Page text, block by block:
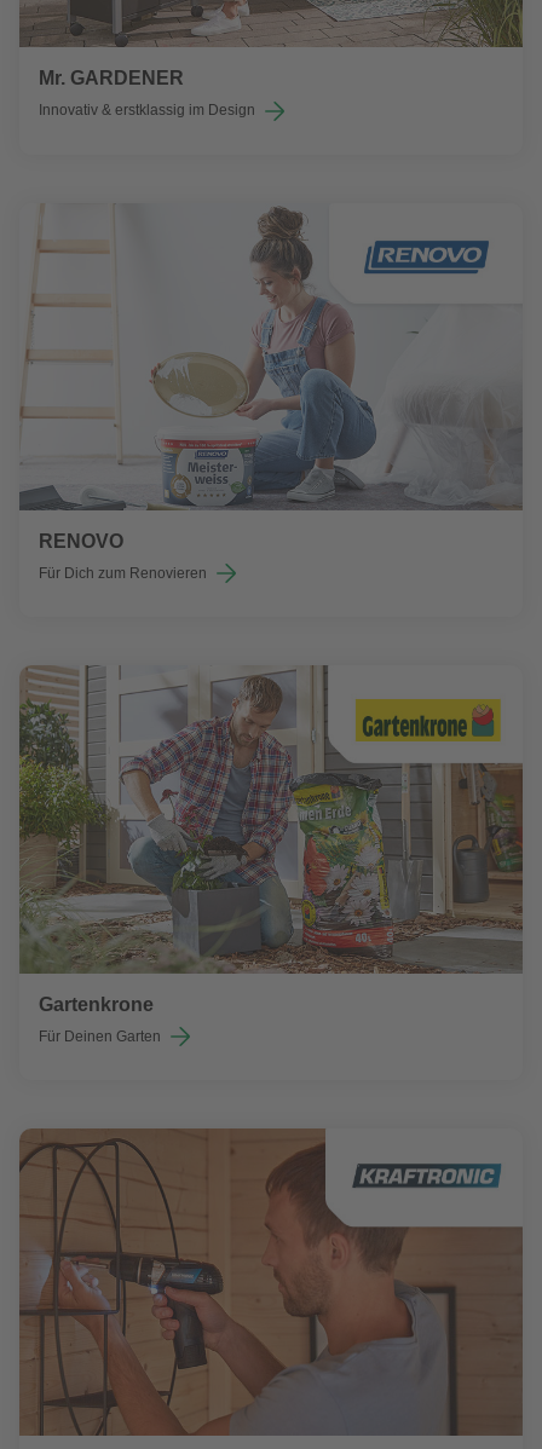
Mr. GARDENER
Innovativ & erstklassig im Design
RENOVO
Für Dich zum Renovieren
Gartenkrone
Für Deinen Garten